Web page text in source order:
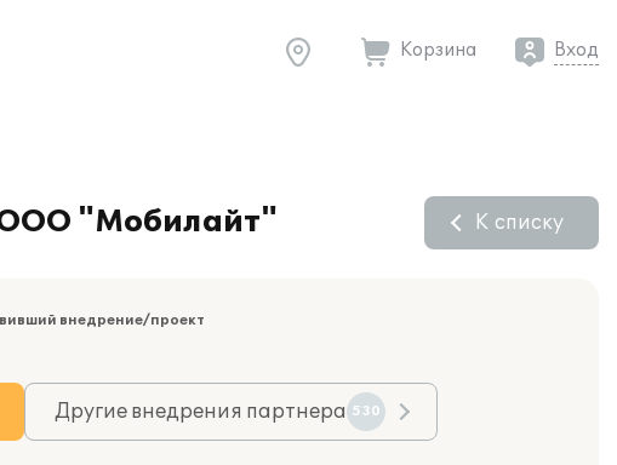
Корзина Вход
ООО "Мобилайт" К списку
внедрение/проект
Другие внедрения партнера 530